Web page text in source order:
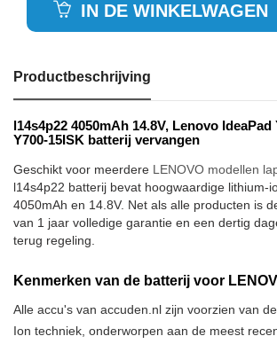
IN DE WINKELWAGEN
Productbeschrijving
l14s4p22 4050mAh 14.8V, Lenovo IdeaPad
Y700-15ISK batterij vervangen
Geschikt voor meerdere LENOVO modellen
l14s4p22 batterij bevat hoogwaardige lithium-
4050mAh en 14.8V. Net als alle producten is
van 1 jaar volledige garantie en een dertig
terug regeling.
Kenmerken van de batterij voor
Alle accu's van accuden.nl zijn voorzien van
Ion techniek, onderworpen aan de meest